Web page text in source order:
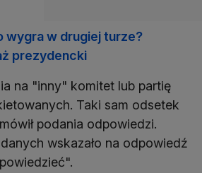
wygra w drugiej turze?
prezydencki
na "inny" komitet lub partię
Taki sam odsetek
podania odpowiedzi.
wskazało na odpowiedź